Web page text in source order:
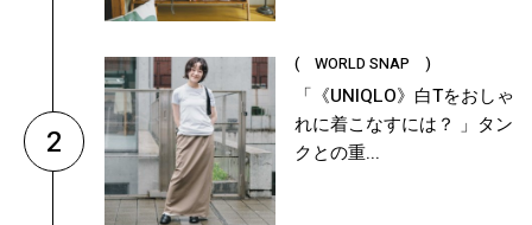
2
( WORLD SNAP )
「《UNIQLO》白Tをおしゃ
れに着こなすには？ 」タン
クとの重...